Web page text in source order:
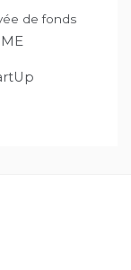
de fonds